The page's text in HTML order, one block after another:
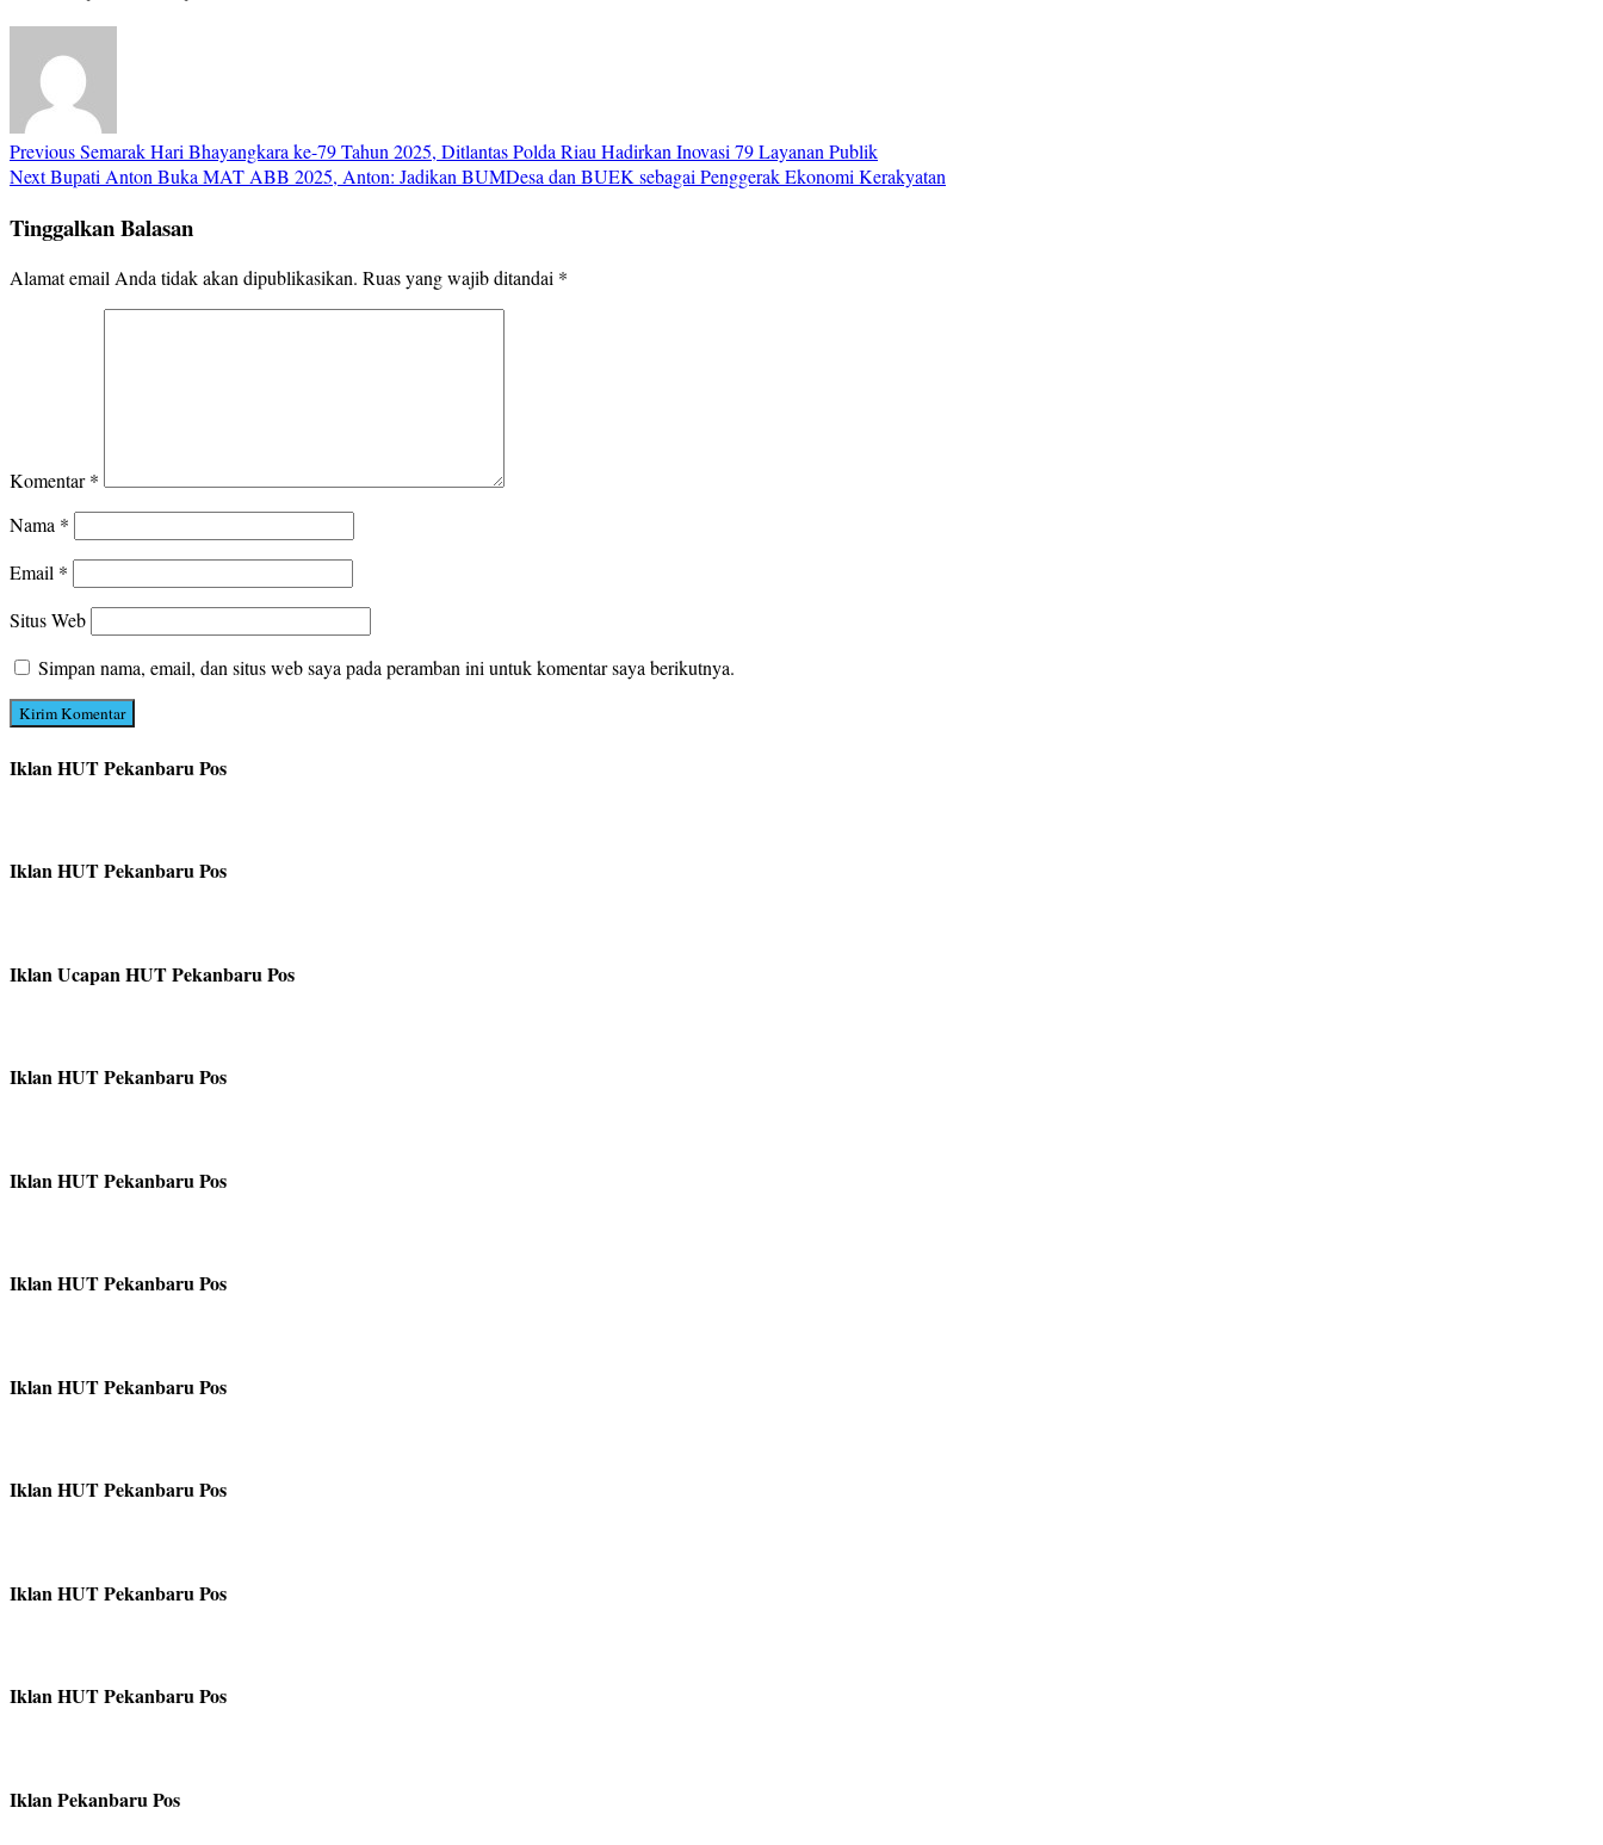
PreviousSemarak Hari Bhayangkara ke-79 Tahun 2025, Ditlantas Polda Riau Hadirkan Inovasi 79 Layanan Publik
NextBupati Anton Buka MAT ABB 2025, Anton: Jadikan BUMDesa dan BUEK sebagai Penggerak Ekonomi Kerakyatan
Tinggalkan Balasan
Alamat email Anda tidak akan dipublikasikan. Ruas yang wajib ditandai *
Komentar*
Nama *
Email *
Situs Web
Simpan nama, email, dan situs web saya pada peramban ini untuk komentar saya berikutnya.
Iklan HUT Pekanbaru Pos
Iklan HUT Pekanbaru Pos
Iklan Ucapan HUT Pekanbaru Pos
Iklan HUT Pekanbaru Pos
Iklan HUT Pekanbaru Pos
Iklan HUT Pekanbaru Pos
Iklan HUT Pekanbaru Pos
Iklan HUT Pekanbaru Pos
Iklan HUT Pekanbaru Pos
Iklan HUT Pekanbaru Pos
Iklan Pekanbaru Pos